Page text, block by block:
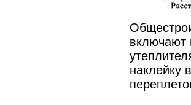
включают
наклейку